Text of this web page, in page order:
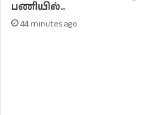
பணியில்..
44 minutes ago